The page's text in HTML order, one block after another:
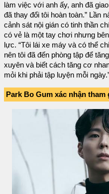
làm việc với anh ấy, anh đã
đã thay đổi tôi hoàn toàn.” Lần
cảnh sát nội gián có tinh thần
có vẻ là một tay chơi nhưng
lực. “Tôi lái xe máy và có thể
nên tôi đã đến phòng tập để
xuyên và biết cách tăng cơ
mỏi khi phải tập luyện mỗi
Park Bo Gum xác nhận tham